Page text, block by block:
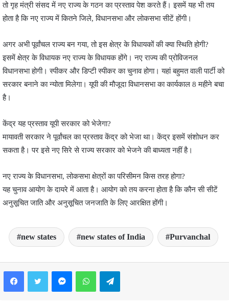
तो गृह मंत्री संसद में नए राज्य के गठन का प्रस्ताव पेश करते हैं। इसमें यह भी तय
होता है कि नए राज्य में कितने जिले, विधानसभा और लोकसभा सीटें होंगी।
अगर अभी पूर्वांचल राज्य बन गया, तो इस क्षेत्र के विधायकों की क्या स्थिति होगी?
इसमें क्षेत्र के विधायक नए राज्य के विधायक होंगे। नए राज्य की प्रोविजनल
विधानसभा होगी। स्पीकर और डिप्टी स्पीकर का चुनाव होगा। यहां बहुमत वाली पार्टी को
सरकार बनाने का न्योता मिलेगा। यूपी की मौजूदा विधानसभा का कार्यकाल 8 महीने बचा
है।
केंद्र यह प्रस्ताव यूपी सरकार को भेजेगा?
मायावती सरकार ने पूर्वांचल का प्रस्ताव केंद्र को भेजा था। केंद्र इसमें संशोधन कर
सकता है। पर इसे नए सिरे से राज्य सरकार को भेजने की बाध्यता नहीं है।
नए राज्य के विधानसभा, लोकसभा क्षेत्रों का परिसीमन किस तरह होगा?
यह चुनाव आयोग के दायरे में आता है। आयोग को तय करना होता है कि कौन सी सीटें
अनुसूचित जाति और अनुसूचित जनजाति के लिए आरक्षित होंगी।
new states new states of India Purvanchal
FacebookTwitter MessengerWhatsAppTelegram